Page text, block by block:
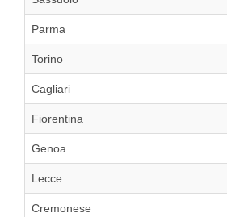
Parma
Torino
Cagliari
Fiorentina
Genoa
Lecce
Cremonese